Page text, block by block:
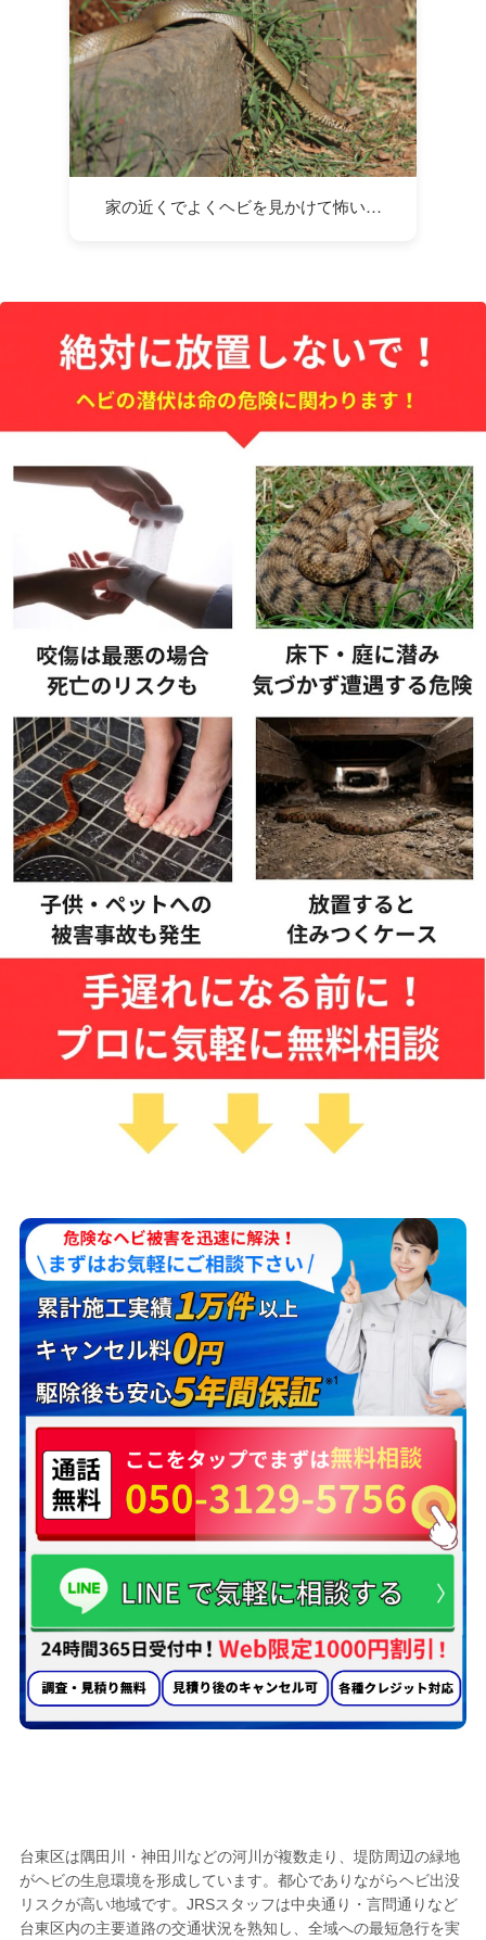
家の近くでよくヘビを見かけて怖い…
台東区は隅田川・神田川などの河川が複数走り、堤防周辺の緑地
がヘビの生息環境を形成しています。都心でありながらヘビ出没
リスクが高い地域です。JRSスタッフは中央通り・言問通りなど
台東区内の主要道路の交通状況を熟知し、全域への最短急行を実